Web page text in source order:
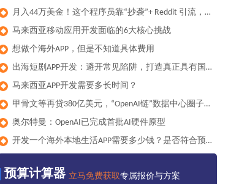
◆ 月入44万美金！这个程序员靠“抄袭”+ Reddit 引流，做出了全球爆款健身App
◆ 马来西亚移动应用开发面临的6大核心挑战
◆ 想做个海外APP，但是不知道具体费用
◆ 出海短剧APP开发：避开常见陷阱，打造真正具有国际竞争力的产品
◆ 马来西亚APP开发需要多长时间？
◆ 甲骨文等再贷380亿美元，“OpenAI链”数据中心圈子累计负债已达1000亿美元
◆ 奥尔特曼：OpenAI已完成首批AI硬件原型
◆ 开发一个海外本地生活APP需要多少钱？是否符合预算？
预算计算器 立马免费获取专属报价与方案